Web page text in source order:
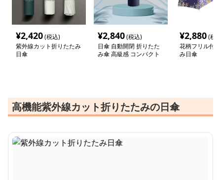
¥2,420(税込)
紫外線カット折りたたみ
日傘
¥2,840(税込)
日傘 自動開閉 折りたた
み傘 高級感 コンパクト
¥2,880(税
花柄フリル付
み日傘
高機能紫外線カット折りたたみの日傘